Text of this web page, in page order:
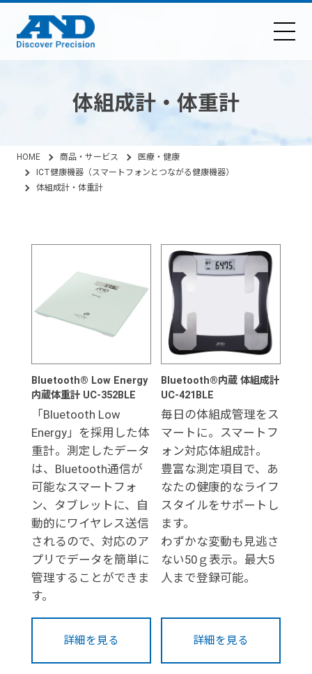
体組成計・体重計
HOME 商品・サービス
医療・健康
ICT健康機器（スマートフォンとつながる健康機器）
体組成計・体重計
Bluetooth® Low Energy
内蔵体重計 UC-352BLE
「Bluetooth Low
Energy」を採用した体
重計。測定したデータ
は、Bluetooth通信が
可能なスマートフォ
ン、タブレットに、自
動的にワイヤレス送信
されるので、対応のア
プリでデータを簡単に
管理することができま
す。
詳細を見る
Bluetooth®内蔵 体組成計
UC-421BLE
毎日の体組成管理をス
マートに。スマートフ
ォン対応体組成計。
豊富な測定項目で、あ
なたの健康的なライフ
スタイルをサポートし
ます。
わずかな変動も見逃さ
ない50ｇ表示。最大5
人まで登録可能。
詳細を見る